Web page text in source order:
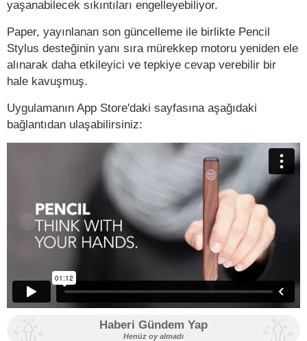
yaşanabilecek sıkıntıları engelleyebiliyor.
Paper, yayınlanan son güncelleme ile birlikte Pencil
Stylus desteğinin yanı sıra mürekkep motoru yeniden ele
alınarak daha etkileyici ve tepkiye cevap verebilir bir
hale kavuşmuş.
Uygulamanın App Store'daki sayfasına aşağıdaki
bağlantıdan ulaşabilirsiniz:
Haberi Gündem Yap
Henüz oy almadı